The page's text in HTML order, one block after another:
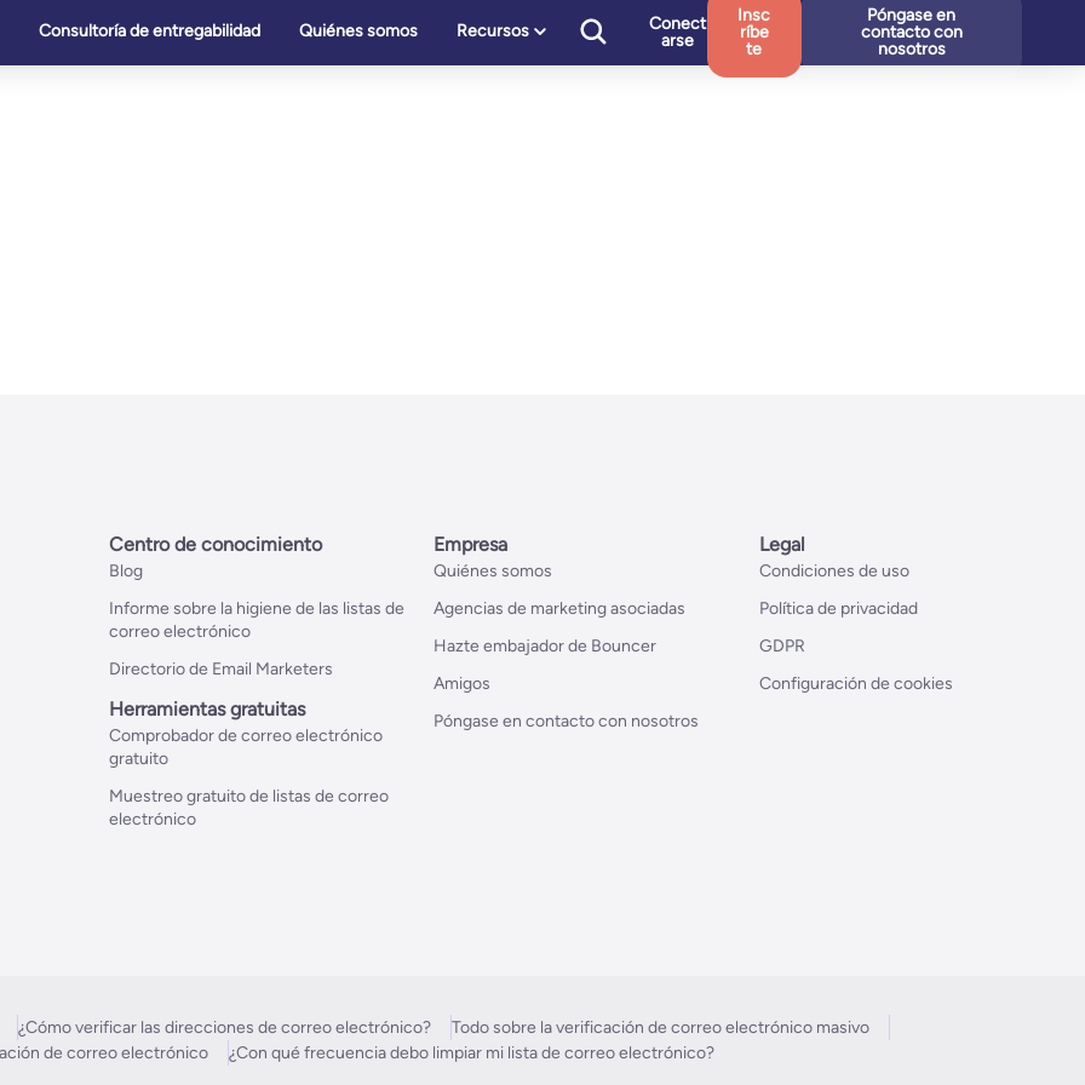
Consultoría de entregabilidad Quiénes somos Recursos
Conect
arse
Insc
ríbe
te
Póngase en
contacto con
nosotros
Centro de conocimiento
Blog
Informe sobre la higiene de las listas de
correo electrónico
Directorio de Email Marketers
Herramientas gratuitas
Comprobador de correo electrónico
gratuito
Muestreo gratuito de listas de correo
electrónico
Empresa
Quiénes somos
Agencias de marketing asociadas
Hazte embajador de Bouncer
Amigos
Póngase en contacto con nosotros
Legal
Condiciones de uso
Política de privacidad
GDPR
Configuración de cookies
¿Cómo verificar las direcciones de correo electrónico?
Todo sobre la verificación de correo electrónico masivo
de correo electrónico
¿Con qué frecuencia debo limpiar mi lista de correo electrónico?